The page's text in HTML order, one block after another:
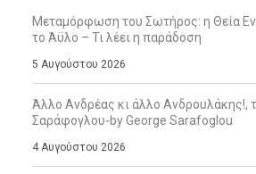
Μεταμόρφωση του Σωτήρος: η Θεία
το Άϋλο – Τι λέει η παράδοση
5 Αυγούστου 2026
Άλλο Ανδρέας κι άλλο Ανδρουλάκης!,
Σαράφογλου-by George Sarafoglou
4 Αυγούστου 2026